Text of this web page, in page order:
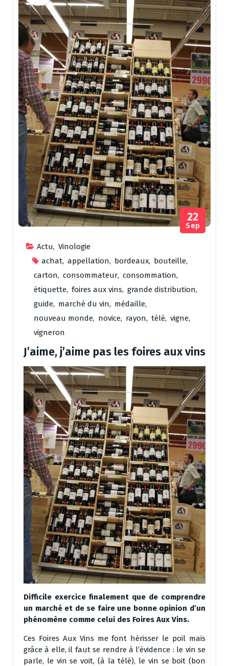
Actu, Vinologie
achat, appellation, bordeaux, bouteille,
carton, consommateur, consommation,
étiquette, foires aux vins, grande distribution,
guide, marché du vin, médaille,
nouveau monde, novice, rayon, télé, vigne,
vigneron
22
Sep
J’aime, j’aime pas les foires aux vins
Difficile exercice finalement que de comprendre
un marché et de se faire une bonne opinion d’un
phénomène comme celui des Foires Aux Vins.
Ces Foires Aux Vins me font hérisser le poil mais
grâce à elle, il faut se rendre à l’évidence : le vin se
parle, le vin se voit, (à la télé), le vin se boit (bon